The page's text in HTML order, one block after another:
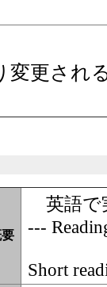
変更され
英語で
---
Short